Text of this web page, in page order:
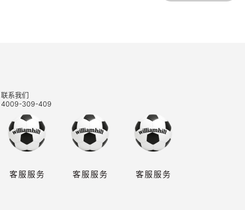
联系我们
4009-309-409
客服服务 客服服务 客服服务